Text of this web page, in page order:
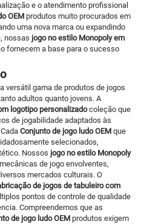
e o atendimento profissional
OEM produtos muito procurados em
uma nova marca ou expandindo
nossas jogo no estilo Monopoly em
fornecem a base para o sucesso
versátil gama de produtos de jogos
adultos quanto jovens. A
logotipo personalizadocoleção que
de jogabilidade adaptados às
Conjunto de jogo ludo OEM que
selecionados,
Nossos jogo no estilo Monopoly
de jogo envolventes,
mercados culturais. O
de jogos de tabuleiro com
pontos de controle de qualidade
Compreendemos que as
de jogo ludo OEM produtos exigem